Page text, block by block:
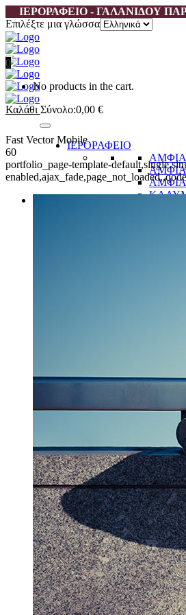
ΙΕΡΟΡΑΦΕΙΟ - ΓΑΛΑΝΙΔΟΥ
Επιλέξτε μια γλώσσα
0
No products in the cart.
Καλάθι Σύνολο:0,00 €
ΙΕΡΟΡΑΦΕΙΟ
ΔΙΣΚΟΙ
ΖΕΟ
Fast Vector Mobile
60
portfolio_page-template-